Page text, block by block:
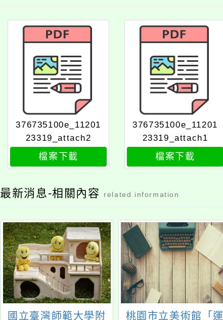
376735100e_11201
23319_attach2
檔案下載
376735100e_11201
23319_attach1
檔案下載
最新消息-相關內容 related information
國立臺灣師範大學附
桃園市立美術館「運